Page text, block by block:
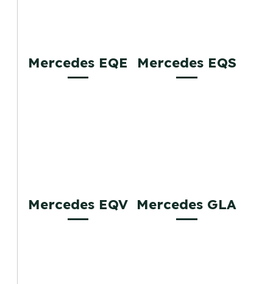
Mercedes EQE Mercedes EQS
Mercedes EQV Mercedes GLA